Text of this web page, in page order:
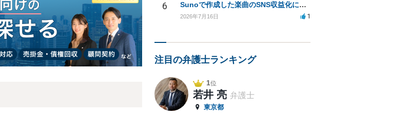
6 Sunoで作成した楽曲のSNS収益化における法的問題は？
2026年7月16日 1
注目の弁護士ランキング
1位
若井 亮 弁護士
東京都